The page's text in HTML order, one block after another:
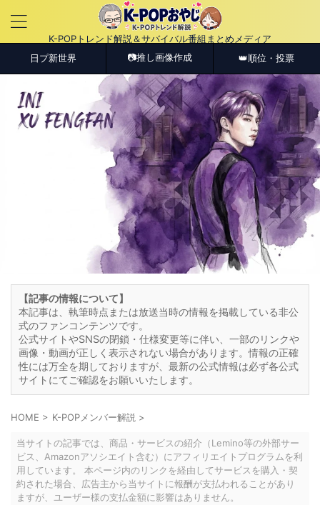
K-POPトレンド解説＆サバイバル番組まとめメディア
日プ新世界 📷推し画像作成 👑順位・投票
【記事の情報について】
本記事は、執筆時点または放送当時の情報を掲載している非公
式のファンコンテンツです。
公式サイトやSNSの閉鎖・仕様変更等に伴い、一部のリンクや
画像・動画が正しく表示されない場合があります。情報の正確
性には万全を期しておりますが、最新の公式情報は必ず各公式
サイトにてご確認をお願いいたします。
HOME > K-POPメンバー解説 >
当サイトの記事では、商品・サービスの紹介（Lemino等の外部サー
ビス、Amazonアソシエイト含む）にアフィリエイトプログラムを利
用しています。 本ページ内のリンクを経由してサービスを購入・契
約された場合、広告主から当サイトに報酬が支払われることがあり
ますが、ユーザー様の支払金額に影響はありません。